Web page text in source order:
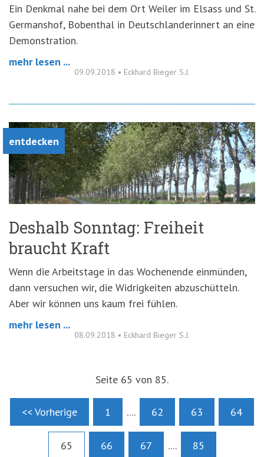
Ein Denkmal nahe bei dem Ort Weiler im Elsass und St.
Germanshof, Bobenthal in Deutschlanderinnert an eine
Demonstration.
mehr lesen ...
09.09.2018 • Eckhard Bieger S.J.
entdecken
Deshalb Sonntag: Freiheit
braucht Kraft
Wenn die Arbeitstage in das Wochenende einmünden,
dann versuchen wir, die Widrigkeiten abzuschütteln.
Aber wir können uns kaum frei fühlen.
mehr lesen ...
08.09.2018 • Eckhard Bieger S.J.
Seite 65 von 85.
<< Vorherige 1 .... 62 63 64
65 66 67 .... 85